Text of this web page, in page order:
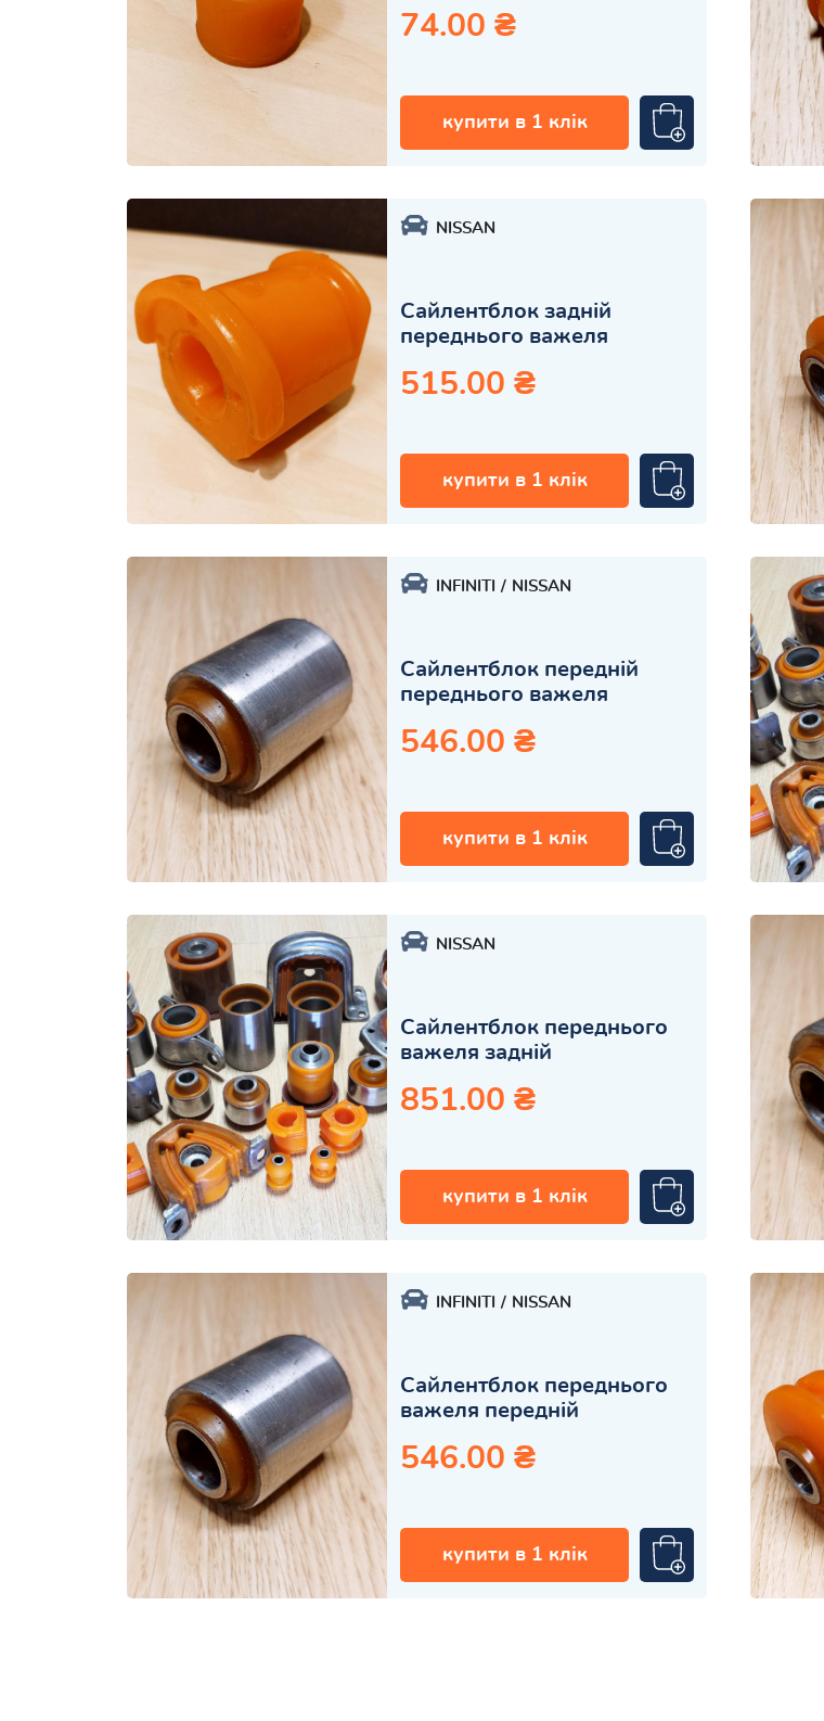
74.00 ₴
купити в 1 клік
NISSAN
Сайлентблок задній
переднього важеля
515.00 ₴
купити в 1 клік
INFINITI NISSAN
Сайлентблок передній
переднього важеля
546.00 ₴
купити в 1 клік
NISSAN
Сайлентблок переднього
важеля задній
851.00 ₴
купити в 1 клік
INFINITI NISSAN
Сайлентблок переднього
важеля передній
546.00 ₴
купити в 1 клік